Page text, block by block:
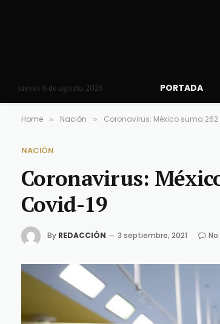
jueves 6 de agosto 2026 PORTADA
Home » Nación » Coronavirus: México suma
NACIÓN
Coronavirus:
Covid-19
By REDACCIÓN 3 septiembre, 2021